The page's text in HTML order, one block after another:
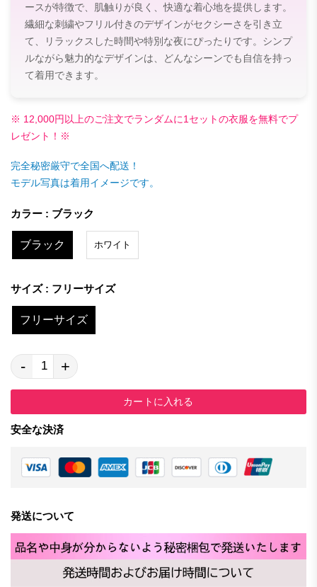
ースが特徴で、肌触りが良く、快適な着心地を提供します。
繊細な刺繍やフリル付きのデザインがセクシーさを引き立
て、リラックスした時間や特別な夜にぴったりです。シンプ
ルながら魅力的なデザインは、どんなシーンでも自信を持っ
て着用できます。
※ 12,000円以上のご注文でランダムに1セットの衣服を無料でプ
レゼント！※
完全秘密厳守で全国へ配送！
モデル写真は着用イメージです。
カラー : ブラック
ブラック ホワイト
サイズ : フリーサイズ
フリーサイズ
- +
カートに入れる
安全な決済
発送について